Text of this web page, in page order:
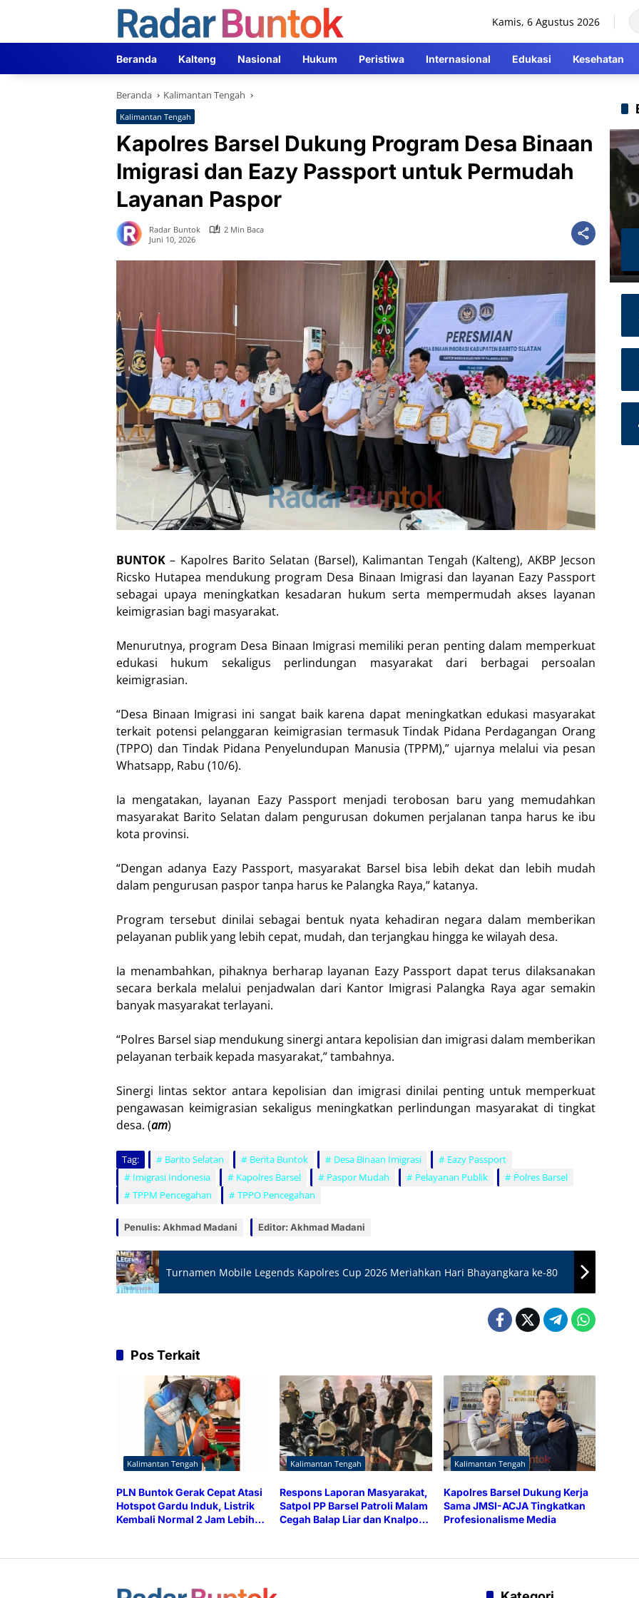
Kamis, 6 Agustus 2026
Beranda Kalteng Nasional Hukum Peristiwa Internasional Edukasi Kesehatan
Beranda Kalimantan Tengah
Kalimantan Tengah
Kapolres Barsel Dukung Program Desa Binaan
Imigrasi dan Eazy Passport untuk Permudah
Layanan Paspor
Radar Buntok
2 Min Baca
Juni 10, 2026
BUNTOK – Kapolres Barito Selatan (Barsel), Kalimantan Tengah (Kalteng), AKBP Jecson
Ricsko Hutapea mendukung program Desa Binaan Imigrasi dan layanan Eazy Passport
sebagai upaya meningkatkan kesadaran hukum serta mempermudah akses layanan
keimigrasian bagi masyarakat.
Menurutnya, program Desa Binaan Imigrasi memiliki peran penting dalam memperkuat
edukasi hukum sekaligus perlindungan masyarakat dari berbagai persoalan
keimigrasian.
“Desa Binaan Imigrasi ini sangat baik karena dapat meningkatkan edukasi masyarakat
terkait potensi pelanggaran keimigrasian termasuk Tindak Pidana Perdagangan Orang
(TPPO) dan Tindak Pidana Penyelundupan Manusia (TPPM),” ujarnya melalui via pesan
Whatsapp, Rabu (10/6).
Ia mengatakan, layanan Eazy Passport menjadi terobosan baru yang memudahkan
masyarakat Barito Selatan dalam pengurusan dokumen perjalanan tanpa harus ke ibu
kota provinsi.
“Dengan adanya Eazy Passport, masyarakat Barsel bisa lebih dekat dan lebih mudah
dalam pengurusan paspor tanpa harus ke Palangka Raya,” katanya.
Program tersebut dinilai sebagai bentuk nyata kehadiran negara dalam memberikan
pelayanan publik yang lebih cepat, mudah, dan terjangkau hingga ke wilayah desa.
Ia menambahkan, pihaknya berharap layanan Eazy Passport dapat terus dilaksanakan
secara berkala melalui penjadwalan dari Kantor Imigrasi Palangka Raya agar semakin
banyak masyarakat terlayani.
“Polres Barsel siap mendukung sinergi antara kepolisian dan imigrasi dalam memberikan
pelayanan terbaik kepada masyarakat,” tambahnya.
Sinergi lintas sektor antara kepolisian dan imigrasi dinilai penting untuk memperkuat
pengawasan keimigrasian sekaligus meningkatkan perlindungan masyarakat di tingkat
desa. (am)
Tag: Barito Selatan Berita Buntok Desa Binaan Imigrasi
Eazy Passport
Imigrasi Indonesia
Kapolres Barsel Paspor Mudah Pelayanan Publik
Polres Barsel
TPPM Pencegahan
TPPO Pencegahan
Penulis: Akhmad Madani Editor: Akhmad Madani
Turnamen Mobile Legends Kapolres Cup 2026 Meriahkan Hari Bhayangkara ke-80
Pos Terkait
Kalimantan Tengah
PLN Buntok Gerak Cepat Atasi
Hotspot Gardu Induk, Listrik
Kembali Normal 2 Jam Lebih
Kalimantan Tengah
Respons Laporan Masyarakat,
Satpol PP Barsel Patroli Malam
Cegah Balap Liar dan Knalpot
Kalimantan Tengah
Kapolres Barsel Dukung Kerja
Sama JMSI-ACJA Tingkatkan
Profesionalisme Media